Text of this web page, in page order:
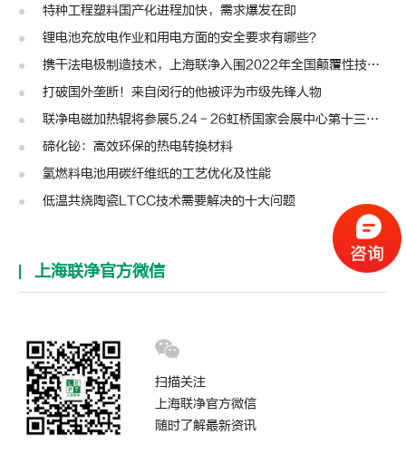
特种工程塑料国产化进程加快，需求爆发在即
锂电池充放电作业和用电方面的安全要求有哪些？
携干法电极制造技术，上海联净入围2022年全国颠覆性技术创新大赛
打破国外垄断！来自闵行的他被评为市级先锋人物
联净电磁加热辊将参展5.24－26虹桥国家会展中心第十三届模切展
碲化铋：高效环保的热电转换材料
氢燃料电池用碳纤维纸的工艺优化及性能
低温共烧陶瓷LTCC技术需要解决的十大问题
上海联净官方微信
扫描关注
上海联净官方微信
随时了解最新资讯